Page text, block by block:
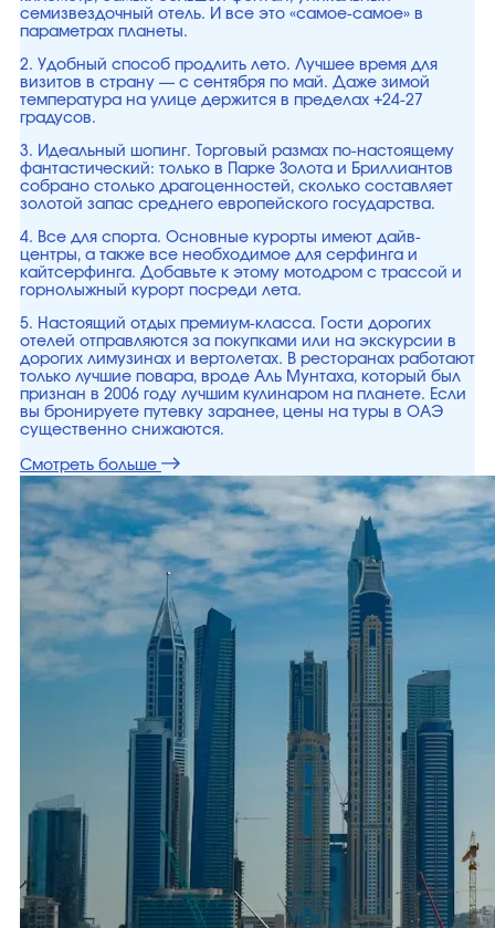
семизвездочный отель. И все это «самое-самое» в
параметрах планеты.
2. Удобный способ продлить лето. Лучшее время для
визитов в страну — с сентября по май. Даже зимой
температура на улице держится в пределах +24-27
градусов.
3. Идеальный шопинг. Торговый размах по-настоящему
фантастический: только в Парке Золота и Бриллиантов
собрано столько драгоценностей, сколько составляет
золотой запас среднего европейского государства.
4. Все для спорта. Основные курорты имеют дайв-
центры, а также все необходимое для серфинга и
кайтсерфинга. Добавьте к этому мотодром с трассой и
горнолыжный курорт посреди лета.
5. Настоящий отдых премиум-класса. Гости дорогих
отелей отправляются за покупками или на экскурсии в
дорогих лимузинах и вертолетах. В ресторанах работают
только лучшие повара, вроде Аль Мунтаха, который был
признан в 2006 году лучшим кулинаром на планете. Если
вы бронируете путевку заранее, цены на туры в ОАЭ
существенно снижаются.
Смотреть больше